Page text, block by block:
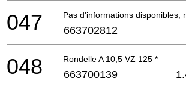
Pas d'informations disponibles,
047 663702812
Rondelle A 10,5 VZ 125 *
048 663700139